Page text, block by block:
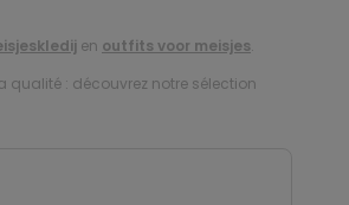
en outfits voor meisjes.
qualité : découvrez notre sélection